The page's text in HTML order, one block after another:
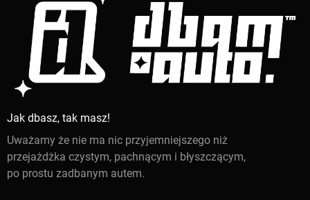
Jak dbasz, tak masz!
Uważamy że nie ma nic przyjemniejszego niż
przejażdżka czystym, pachnącym i błyszczącym,
po prostu zadbanym autem.